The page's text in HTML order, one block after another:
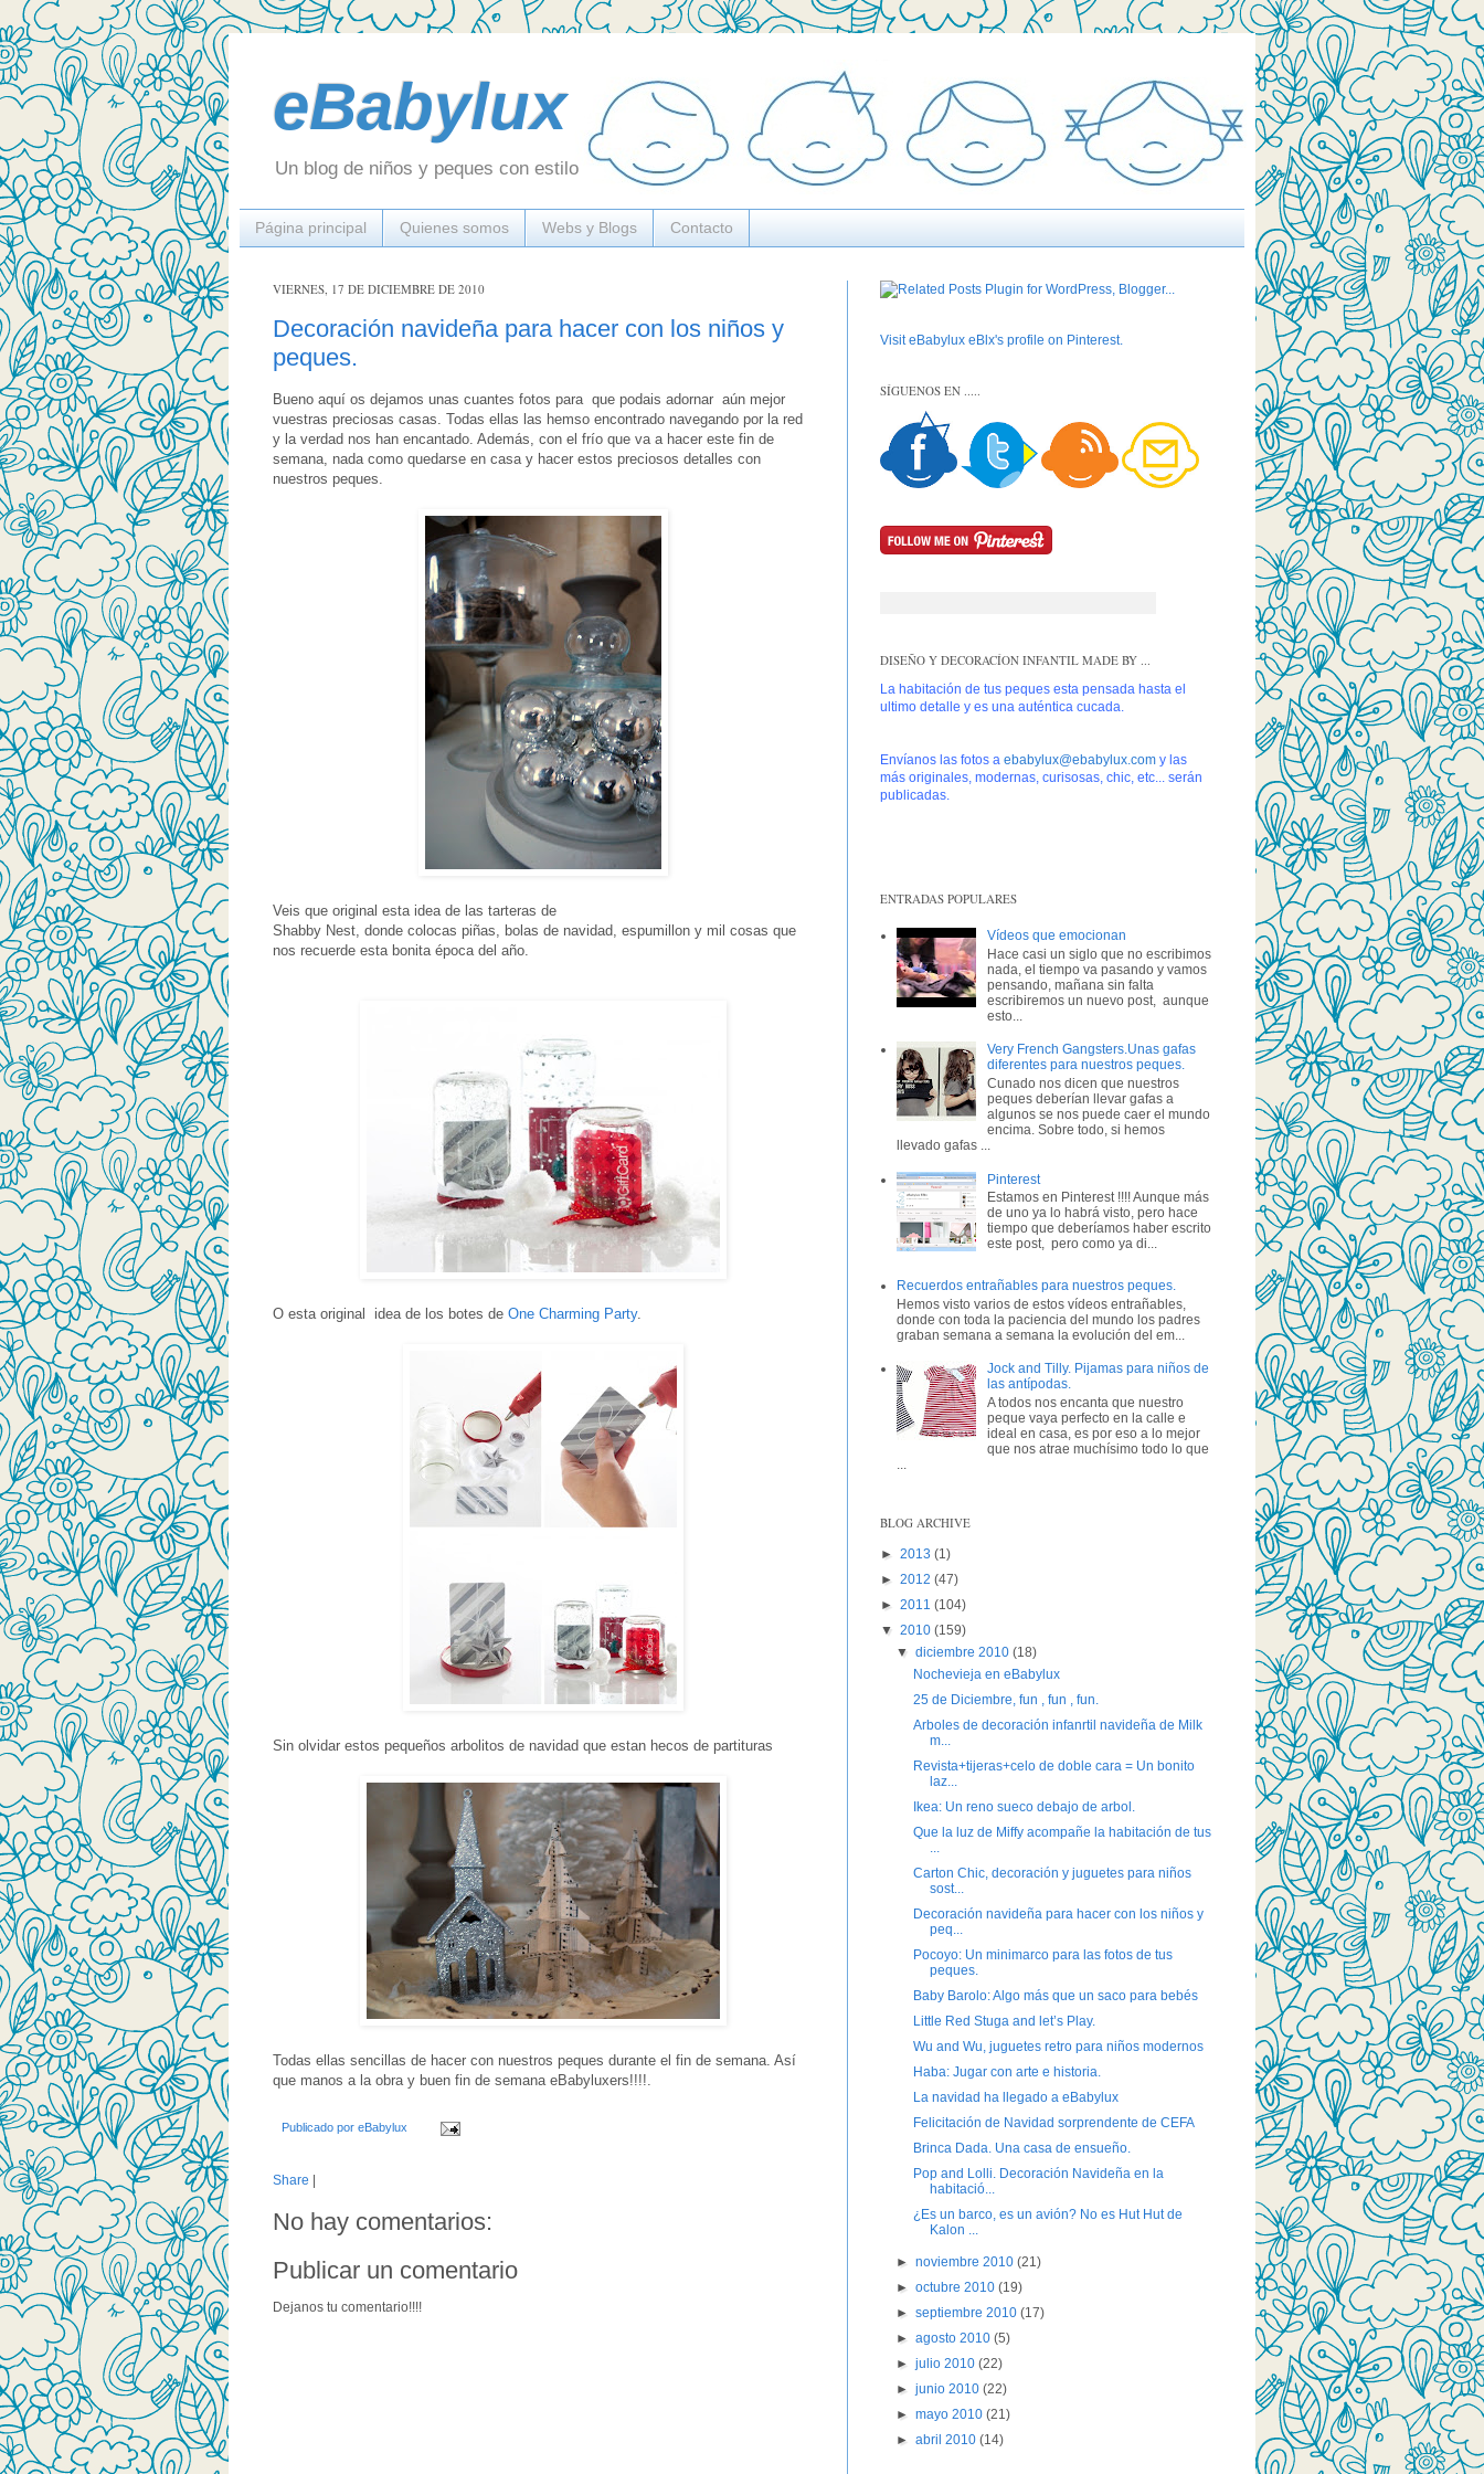
eBabylux
Un blog de niños y peques con estilo
Página principal Quienes somos Webs y Blogs Contacto
VIERNES, 17 DE DICIEMBRE DE 2010
Decoración navideña para hacer con los niños y
peques.
Bueno aquí os dejamos unas cuantes fotos para que podais adornar aún mejor
vuestras preciosas casas. Todas ellas las hemso encontrado navegando por la red
y la verdad nos han encantado. Además, con el frío que va a hacer este fin de
semana, nada como quedarse en casa y hacer estos preciosos detalles con
nuestros peques.
Veis que original esta idea de las tarteras de
Shabby Nest, donde colocas piñas, bolas de navidad, espumillon y mil cosas que
nos recuerde esta bonita época del año.
O esta original idea de los botes de One Charming Party.
Sin olvidar estos pequeños arbolitos de navidad que estan hecos de partituras
Todas ellas sencillas de hacer con nuestros peques durante el fin de semana. Así
que manos a la obra y buen fin de semana eBabyluxers!!!!.
Publicado por eBabylux
Share
No hay comentarios:
Publicar un comentario
Dejanos tu comentario!!!!
Visit eBabylux eBlx's profile on Pinterest.
SÍGUENOS EN .....
DISEÑO Y DECORACÍON INFANTIL MADE BY ...
La habitación de tus peques esta pensada hasta el
ultimo detalle y es una auténtica cucada.
Envíanos las fotos a ebabylux@ebabylux.com y las
más originales, modernas, curisosas, chic, etc... serán
publicadas.
ENTRADAS POPULARES
Vídeos que emocionan
Hace casi un siglo que no escribimos
nada, el tiempo va pasando y vamos
pensando, mañana sin falta
escribiremos un nuevo post, aunque
esto...
Very French Gangsters.Unas gafas
diferentes para nuestros peques.
Cunado nos dicen que nuestros
peques deberían llevar gafas a
algunos se nos puede caer el mundo
encima. Sobre todo, si hemos
llevado gafas ...
Pinterest
Estamos en Pinterest !!!! Aunque más
de uno ya lo habrá visto, pero hace
tiempo que deberíamos haber escrito
este post, pero como ya di...
Recuerdos entrañables para nuestros peques.
Hemos visto varios de estos vídeos entrañables,
donde con toda la paciencia del mundo los padres
graban semana a semana la evolución del em...
Jock and Tilly. Pijamas para niños de
las antípodas.
A todos nos encanta que nuestro
peque vaya perfecto en la calle e
ideal en casa, es por eso a lo mejor
que nos atrae muchísimo todo lo que
...
BLOG ARCHIVE
► 2013 (1)
► 2012 (47)
► 2011 (104)
▼ 2010 (159)
▼diciembre 2010(18)
Nochevieja en eBabylux
25 de Diciembre, fun , fun , fun.
Arboles de decoración infanrtil navideña de Milk
m...
Revista+tijeras+celo de doble cara = Un bonito
laz...
Ikea: Un reno sueco debajo de arbol.
Que la luz de Miffy acompañe la habitación de tus
...
Carton Chic, decoración y juguetes para niños
sost...
Decoración navideña para hacer con los niños y
peq...
Pocoyo: Un minimarco para las fotos de tus
peques.
Baby Barolo: Algo más que un saco para bebés
Little Red Stuga and let’s Play.
Wu and Wu, juguetes retro para niños modernos
Haba: Jugar con arte e historia.
La navidad ha llegado a eBabylux
Felicitación de Navidad sorprendente de CEFA
Brinca Dada. Una casa de ensueño.
Pop and Lolli. Decoración Navideña en la
habitació...
¿Es un barco, es un avión? No es Hut Hut de
Kalon ...
►noviembre 2010(21)
►octubre 2010(19)
►septiembre 2010(17)
►agosto 2010(5)
►julio 2010(22)
►junio 2010(22)
►mayo 2010(21)
►abril 2010(14)